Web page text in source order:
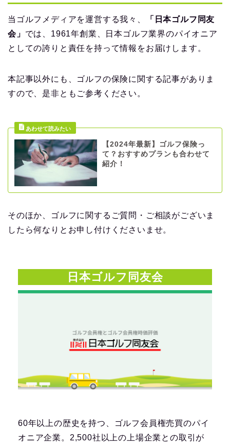
当ゴルフメディアを運営する我々、
「日本ゴルフ同友
会」 では、1961年創業、日本ゴルフ業界のパイオニア
としての誇りと責任を持って情報をお届けします。
本記事以外にも、ゴルフの保険に関する記事がありま
すので、是非ともご参考ください。
【2024年最新】ゴルフ保険っ
て？おすすめプランも合わせて
紹介！
そのほか、ゴルフに関するご質問・ご相談がございま
したら何なりとお申し付けくださいませ。
日本ゴルフ同友会
60年以上の歴史を持つ、ゴルフ会員権売買のパイ
オニア企業。2,500社以上の上場企業との取引が